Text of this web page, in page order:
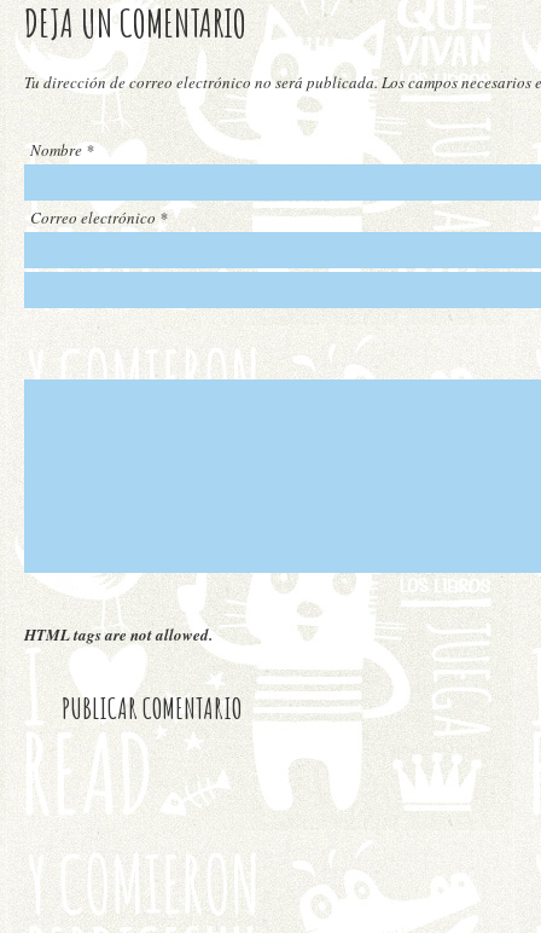
DEJA UN COMENTARIO
Tu dirección de correo electrónico no será publicada. Los campos necesarios
Nombre *
Correo electrónico *
HTML tags are not allowed.